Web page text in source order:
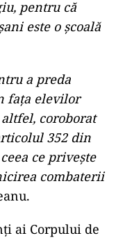
pentru că
este o şcoală
a preda
faţa elevilor
coroborat
352 din
ce priveşte
combaterii
ai Corpului de